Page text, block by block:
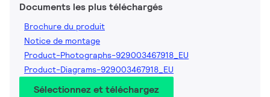
Documents les plus téléchargés
Brochure du produit
Notice de montage
Product-Photographs-929003467918_EU
Product-Diagrams-929003467918_EU
Sélectionnez et téléchargez